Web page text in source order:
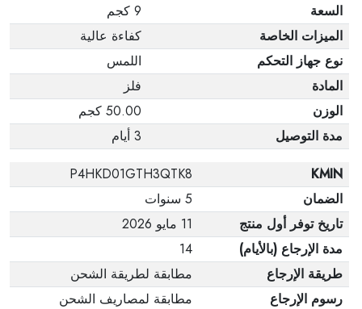
السعة
9 كجم
الميزات الخاصة
كفاءة عالية
نوع جهاز التحكم
اللمس
المادة
فلز
الوزن
50.00 كجم
مدة التوصيل
3 أيام
KMIN
P4HKD01GTH3QTK8
الضمان
5 سنوات
تاريخ توفر أول منتج
11 مايو 2026
مدة الإرجاع (بالأيام)
14
طريقة الإرجاع
مطابقة لطريقة الشحن
رسوم الإرجاع
مطابقة لمصاريف الشحن